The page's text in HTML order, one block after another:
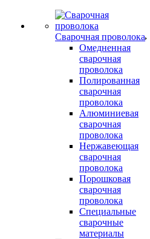
Сварочная проволока
Омедненная
сварочная
проволока
Полированная
сварочная
проволока
Алюминиевая
сварочная
проволока
Нержавеющая
сварочная
проволока
Порошковая
сварочная
проволока
Специальные
сварочные
материалы